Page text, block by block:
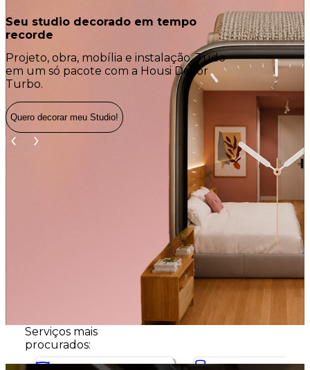
Seu studio decorado em tempo
recorde
Projeto, obra, mobília e instalação. Tudo
em um só pacote com a Housi Decor
Turbo.
O que já
melhor!
More na
praticidade
Quero decorar meu Studio!
Serviços mais
procurados: